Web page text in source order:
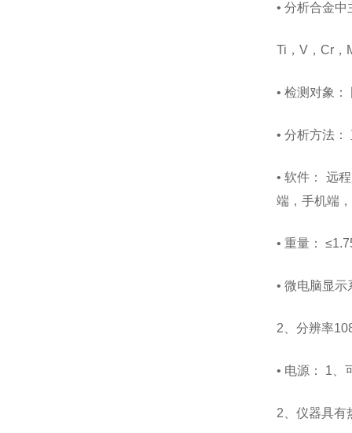
• 分析合金中
Ti，V，Cr，
• 检测对象：
• 分析方法
• 软件： 远
端，手机端
• 重量：
• 微电脑显
2、分辨率
• 电源： 1、
2、仪器具有